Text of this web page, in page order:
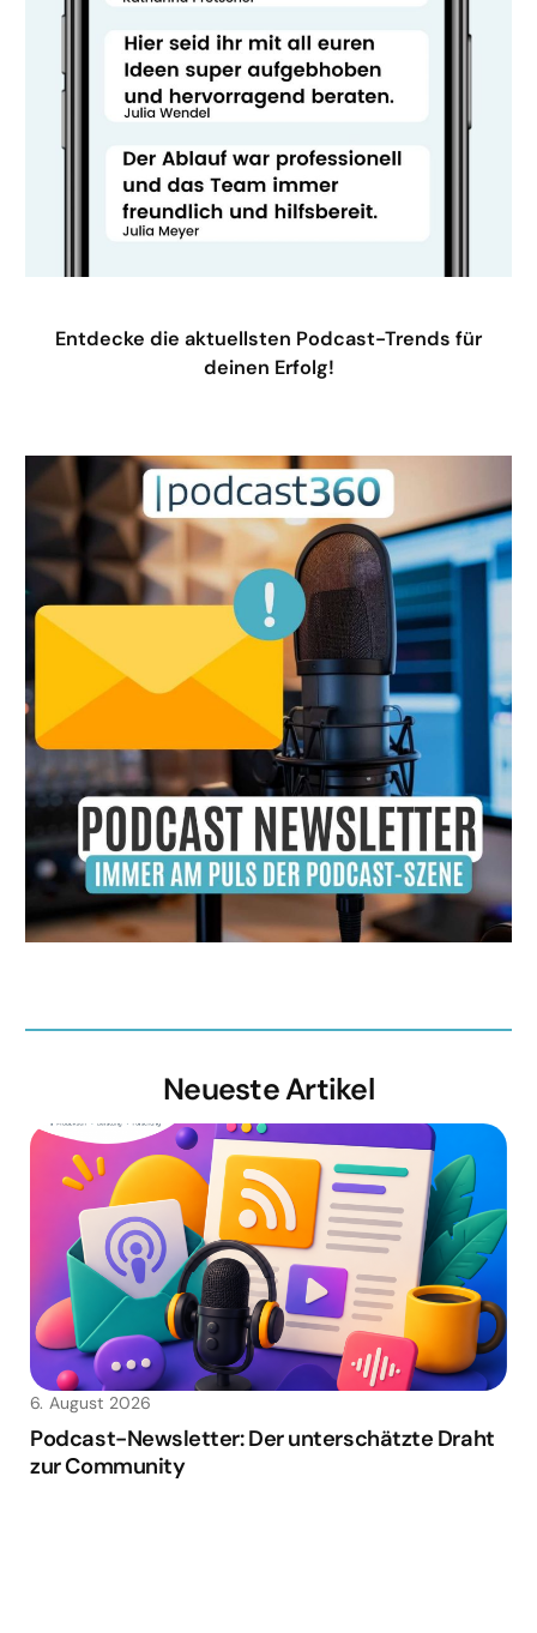
Entdecke die aktuellsten Podcast-Trends für
deinen Erfolg!
Neueste Artikel
Podcast-Newsletter: Der unterschätzte Draht
zur Community
6. August 2026